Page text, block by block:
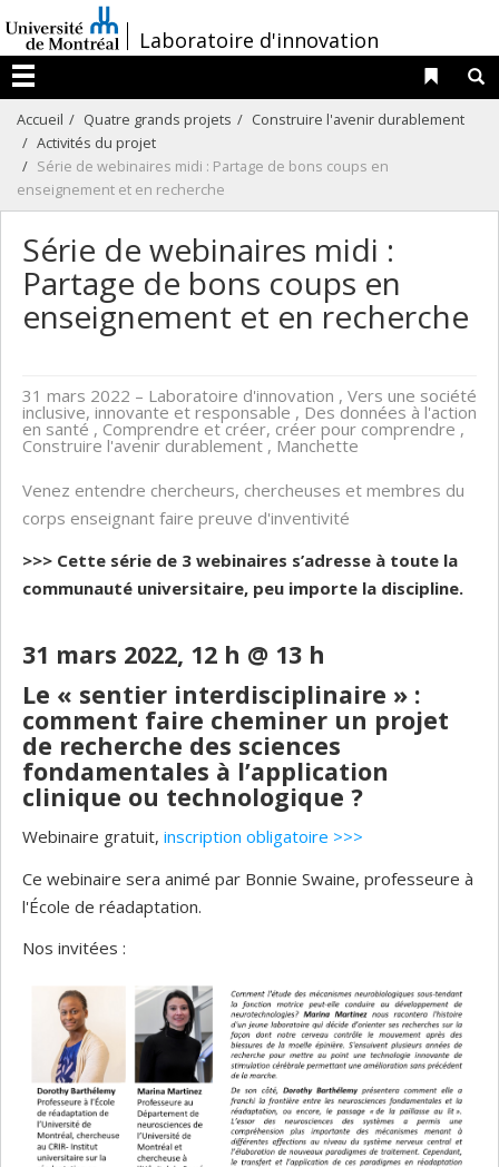
au
contenu
/Laboratoire d'innovation
Menu
Liens
Accueil Quatre grands projets
Construire l'avenir durablement
Activités du projet
Série de webinaires midi : Partage de bons coups en
enseignement et en recherche
Série de webinaires midi :
Partage de bons coups en
enseignement et en recherche
31 mars 2022 – Laboratoire d'innovation , Vers une société
inclusive, innovante et responsable , Des données à l'action
en santé , Comprendre et créer, créer pour comprendre ,
Construire l'avenir durablement , Manchette
Venez entendre chercheurs, chercheuses et membres du
corps enseignant faire preuve d'inventivité
>>> Cette série de 3 webinaires s’adresse à toute la
communauté universitaire, peu importe la discipline.
31 mars 2022, 12 h @ 13 h
Le « sentier interdisciplinaire » :
comment faire cheminer un projet
de recherche des sciences
fondamentales à l’application
clinique ou technologique ?
Webinaire gratuit, inscription obligatoire >>>
Ce webinaire sera animé par Bonnie Swaine, professeure à
l'École de réadaptation.
Nos invitées :